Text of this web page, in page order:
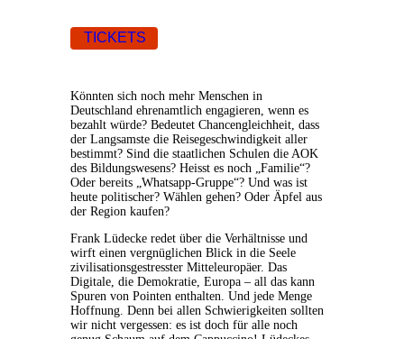
TICKETS
Könnten sich noch mehr Menschen in
Deutschland ehrenamtlich engagieren, wenn es
bezahlt würde? Bedeutet Chancengleichheit, dass
der Langsamste die Reisegeschwindigkeit aller
bestimmt? Sind die staatlichen Schulen die AOK
des Bildungswesens? Heisst es noch „Familie“?
Oder bereits „Whatsapp-Gruppe“? Und was ist
heute politischer? Wählen gehen? Oder Äpfel aus
der Region kaufen?
Frank Lüdecke redet über die Verhältnisse und
wirft einen vergnüglichen Blick in die Seele
zivilisationsgestresster Mitteleuropäer. Das
Digitale, die Demokratie, Europa – all das kann
Spuren von Pointen enthalten. Und jede Menge
Hoffnung. Denn bei allen Schwierigkeiten sollten
wir nicht vergessen: es ist doch für alle noch